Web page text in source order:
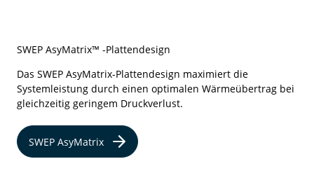
SWEP AsyMatrix™ -Plattendesign
Das SWEP AsyMatrix-Plattendesign maximiert die
Systemleistung durch einen optimalen Wärmeübertrag bei
gleichzeitig geringem Druckverlust.
SWEP AsyMatrix